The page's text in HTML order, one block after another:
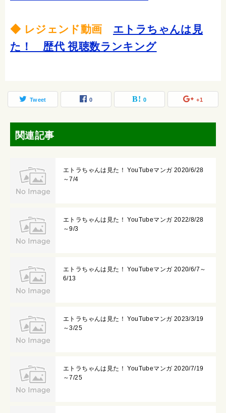
◆ レジェンド動画 エトラちゃんは見
た！ 歴代 視聴数ランキング
Tweet 0 0 +1
関連記事
エトラちゃんは見た！ YouTubeマンガ 2020/6/28
～7/4
エトラちゃんは見た！ YouTubeマンガ 2022/8/28
～9/3
エトラちゃんは見た！ YouTubeマンガ 2020/6/7～
6/13
エトラちゃんは見た！ YouTubeマンガ 2023/3/19
～3/25
エトラちゃんは見た！ YouTubeマンガ 2020/7/19
～7/25